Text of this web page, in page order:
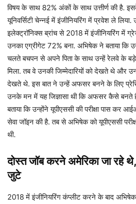
विषय के साथ 82% अंकों के साथ उत्तीर्ण की है.
यूनिवर्सिटी चेन्नई में इंजीनियरिंग में प्रवेश ले
इलेक्ट्रॉनिक्स ब्रांच से 2018 में इंजीनियरिंग में
उनका एग्रीगेट 72% बना. अभिषेक ने बताया कि
चलते बचपन से अपने पिता के साथ उन्हें रेलवे के
मिला. तब वे उनकी जिम्मेदारियों को देखते थे और
देखते थे. इस बात ने उन्हें अफसर बनने के लिए
उनके मन में यह जिज्ञासा थी कि अफसर कैसे बनते
बताया कि उन्होंने यूपीएससी की परीक्षा पास
सेवा जॉइन की है. तब से अभिषेक को यूपीएससी
थी.
दोस्त जॉब करने अमेरिका जा रहे
जुटे
2018 में इंजीनियरिंग कंप्लीट करने के बाद